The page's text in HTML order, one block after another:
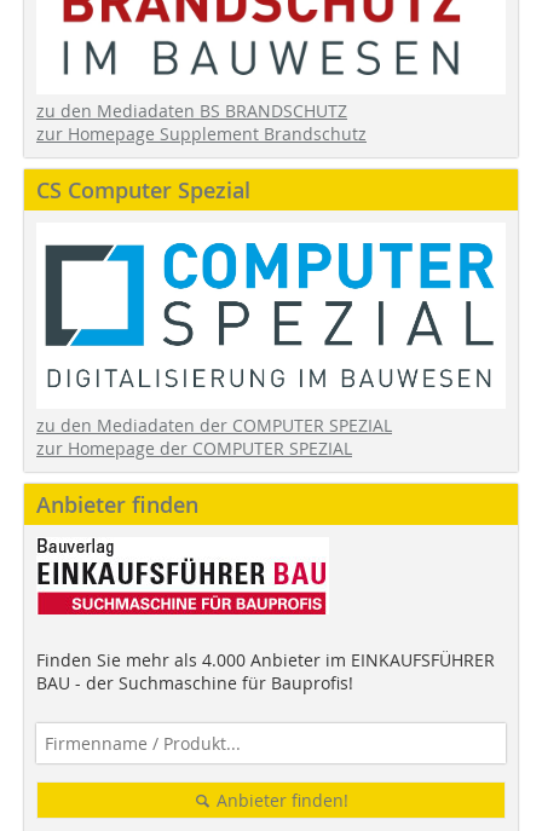
zu den Mediadaten BS BRANDSCHUTZ
zur Homepage Supplement Brandschutz
CS Computer Spezial
zu den Mediadaten der COMPUTER SPEZIAL
zur Homepage der COMPUTER SPEZIAL
Anbieter finden
Finden Sie mehr als 4.000 Anbieter im EINKAUFSFÜHRER
BAU - der Suchmaschine für Bauprofis!
Anbieter finden!